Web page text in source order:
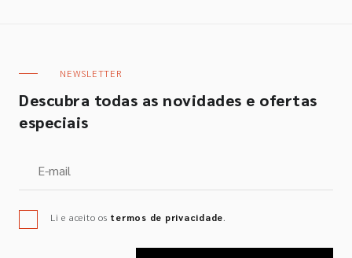
NEWSLETTER
Descubra todas as novidades e ofertas
especiais
Li e aceito os termos de privacidade